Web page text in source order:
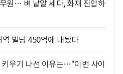
원… 벼 낱알 세다, 화재 진압하
빌딩 450억에 내놨다
우기 나선 이유는…"이번 사이